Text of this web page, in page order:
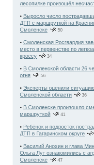
лесопилке произошёл
• Выросло число
ДТП с маршруткой на
Смоленске
50
• Смоленская Росгвардия
место в первенстве по
кроссу
34
• В Смоленской области 26
огня
56
• Эксперты оценили
Смоленской области
36
• В Смоленске произошло
маршруткой
41
• Ребёнок и подросток
ДТП в Гагаринском округе
• Василий Анохин и глава
Ольга Лут ознакомились с
Смоленске
47